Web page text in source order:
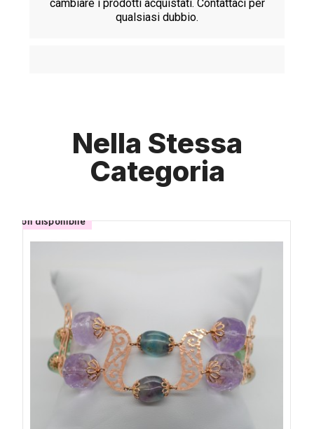
cambiare i prodotti acquistati. Contattaci per
qualsiasi dubbio.
Nella Stessa
Categoria
non disponibile